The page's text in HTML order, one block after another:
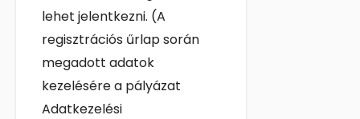
lehet jelentkezni. (A
regisztrációs űrlap során
megadott adatok
kezelésére a pályázat
Adatkezelési